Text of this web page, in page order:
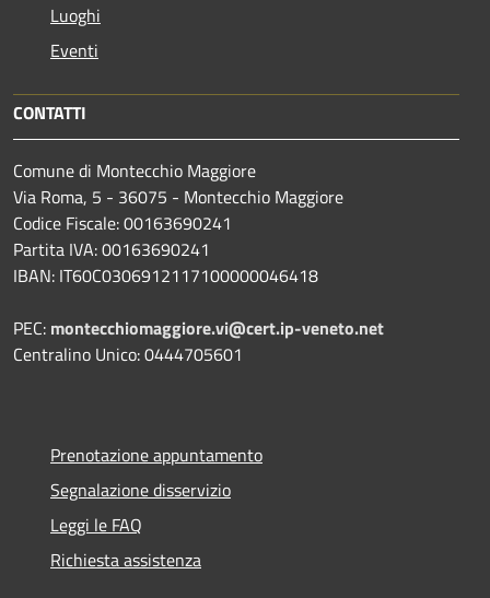
Luoghi
Eventi
CONTATTI
Comune di Montecchio Maggiore
Via Roma, 5 - 36075 - Montecchio Maggiore
Codice Fiscale: 00163690241
Partita IVA: 00163690241
IBAN: IT60C0306912117100000046418
PEC: montecchiomaggiore.vi@cert.ip-veneto.net
Centralino Unico: 0444705601
Prenotazione appuntamento
Segnalazione disservizio
Leggi le FAQ
Richiesta assistenza